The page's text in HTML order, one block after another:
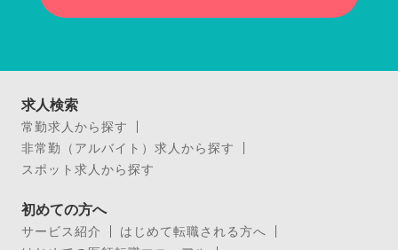
求人検索
常勤求人から探す
非常勤（アルバイト）求人から探す
スポット求人から探す
初めての方へ
サービス紹介
はじめて転職される方へ